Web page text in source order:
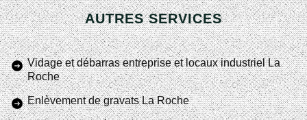
AUTRES SERVICES
Vidage et débarras entreprise et locaux industriel La
Roche
Enlèvement de gravats La Roche